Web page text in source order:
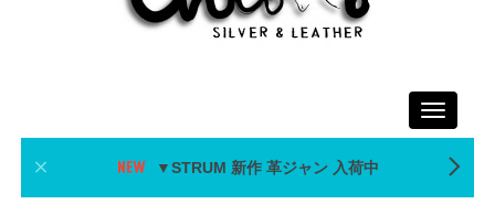
Toggle
▼STRUM 新作 革ジャン 入荷中